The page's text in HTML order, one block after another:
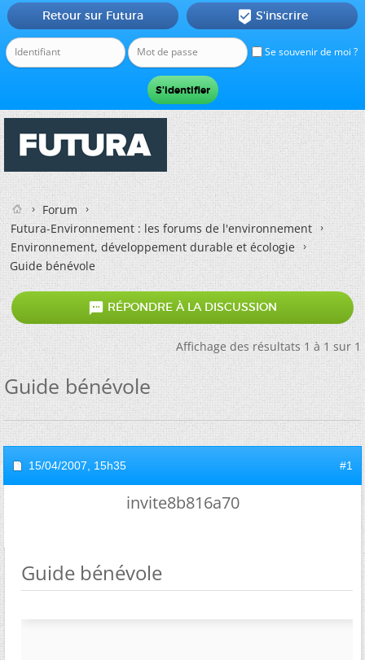
Se souvenir de moi ?
Retour sur Futura  S'inscrire
Forum
Futura-Environnement : les forums de l'environnement
Environnement, développement durable et écologie
Guide bénévole
 RÉPONDRE À LA DISCUSSION
Affichage des résultats 1 à 1 sur 1
Guide bénévole
15/04/2007, 15h35 #1
invite8b816a70
Guide bénévole